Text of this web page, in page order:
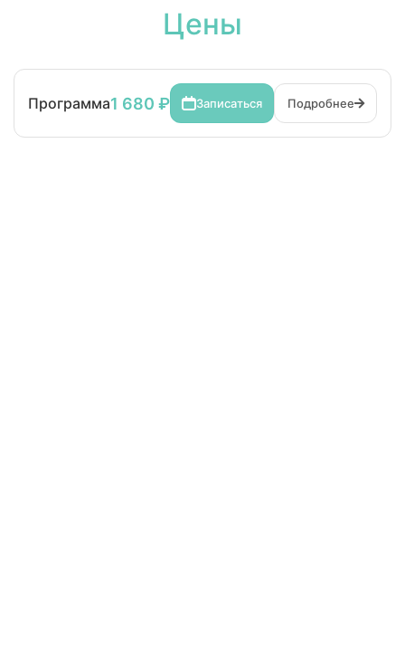
маркер инфицирования гепатитом В
(выявляется на 3-6 неделе после
Цены
Программа1 680 ₽ Записаться Подробнее